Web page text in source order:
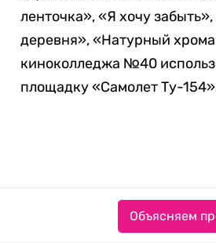
ленточка», «Я хочу
деревня», «Натурный
киноколледжа №40
площадку «Самолет Ту-
Объясняем